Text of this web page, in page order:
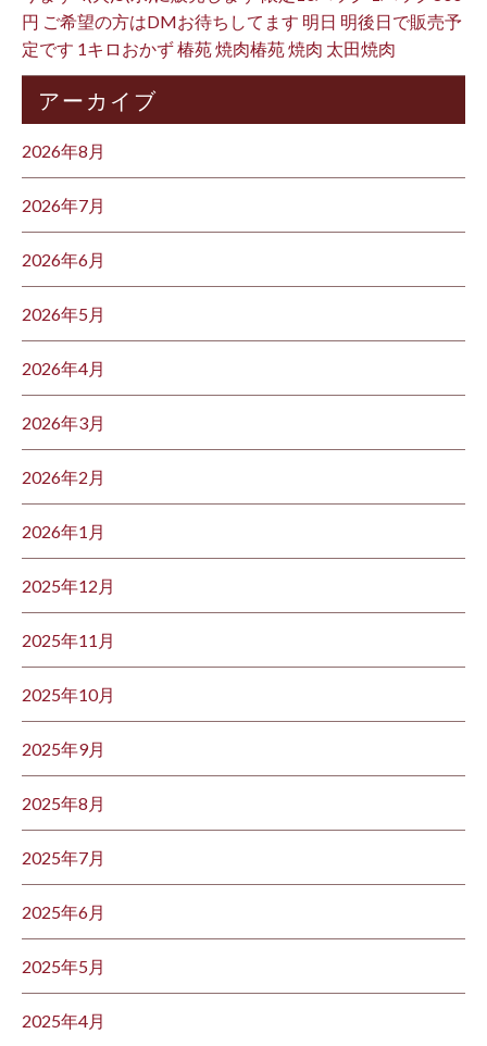
円 ご希望の方はDMお待ちしてます 明日 明後日で販売予
定です 1キロおかず 椿苑 焼肉椿苑 焼肉 太田焼肉
アーカイブ
2026年8月
2026年7月
2026年6月
2026年5月
2026年4月
2026年3月
2026年2月
2026年1月
2025年12月
2025年11月
2025年10月
2025年9月
2025年8月
2025年7月
2025年6月
2025年5月
2025年4月